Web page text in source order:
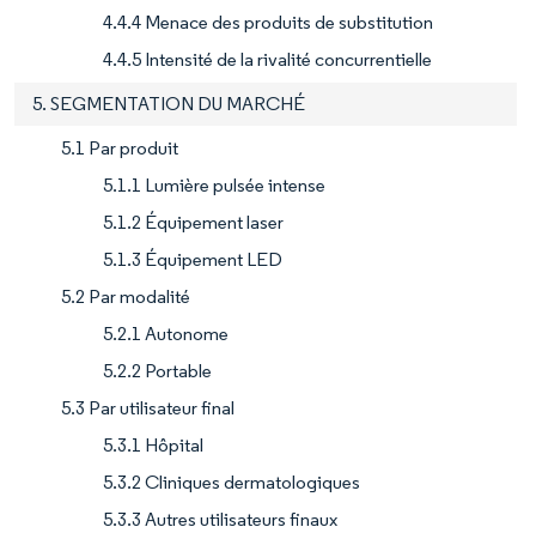
4.4.4 Menace des produits de substitution
4.4.5 Intensité de la rivalité concurrentielle
5. SEGMENTATION DU MARCHÉ
5.1 Par produit
5.1.1 Lumière pulsée intense
5.1.2 Équipement laser
5.1.3 Équipement LED
5.2 Par modalité
5.2.1 Autonome
5.2.2 Portable
5.3 Par utilisateur final
5.3.1 Hôpital
5.3.2 Cliniques dermatologiques
5.3.3 Autres utilisateurs finaux